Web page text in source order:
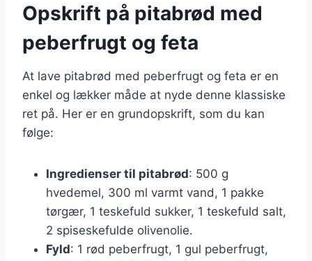
Opskrift på pitabrød med
peberfrugt og feta
At lave pitabrød med peberfrugt og feta er en
enkel og lækker måde at nyde denne klassiske
ret på. Her er en grundopskrift, som du kan
følge:
Ingredienser til pitabrød: 500 g
hvedemel, 300 ml varmt vand, 1 pakke
tørgær, 1 teskefuld sukker, 1 teskefuld salt,
2 spiseskefulde olivenolie.
Fyld: 1 rød peberfrugt, 1 gul peberfrugt,